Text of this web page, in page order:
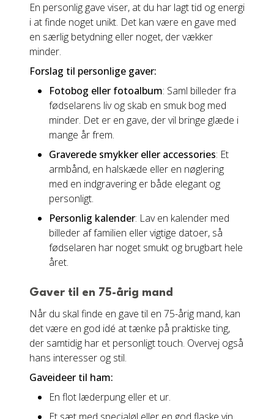
En personlig gave viser, at du har lagt tid og energi
i at finde noget unikt. Det kan være en gave med
en særlig betydning eller noget, der vækker
minder.
Forslag til personlige gaver:
Fotobog eller fotoalbum: Saml billeder fra
fødselarens liv og skab en smuk bog med
minder. Det er en gave, der vil bringe glæde i
mange år frem.
Graverede smykker eller accessories: Et
armbånd, en halskæde eller en nøglering
med en indgravering er både elegant og
personligt.
Personlig kalender: Lav en kalender med
billeder af familien eller vigtige datoer, så
fødselaren har noget smukt og brugbart hele
året.
Gaver til en 75-årig mand
Når du skal finde en gave til en 75-årig mand, kan
det være en god idé at tænke på praktiske ting,
der samtidig har et personligt touch. Overvej også
hans interesser og stil.
Gaveideer til ham:
En flot læderpung eller et ur.